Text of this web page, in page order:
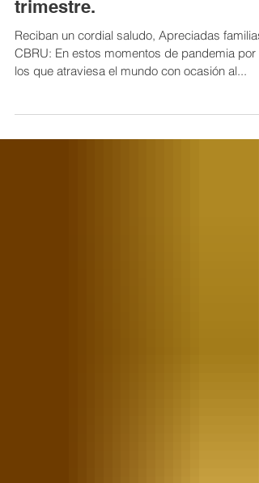
Cronograma y finalización de
trimestre.
Reciban un cordial saludo, Apreciadas familias
CBRU: En estos momentos de pandemia por